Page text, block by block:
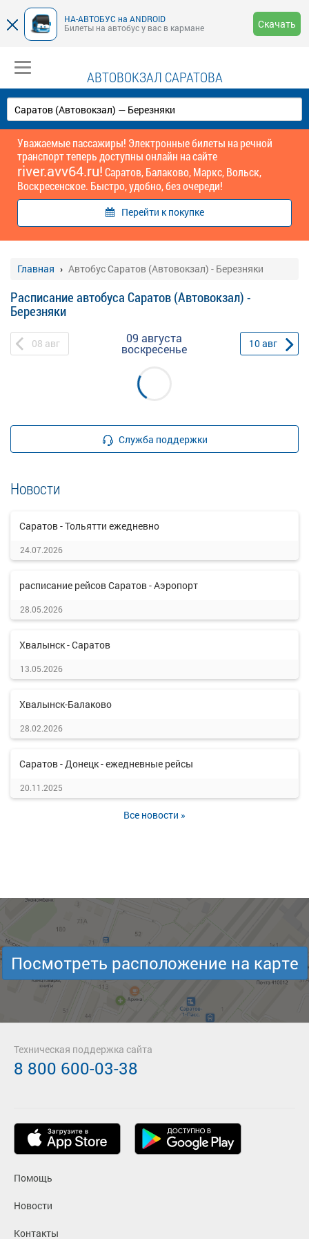
НА-АВТОБУС на ANDROID
Билеты на автобус у вас в кармане
Скачать
АВТОВОКЗАЛ САРАТОВА
Уважаемые пассажиры! Электронные билеты на речной
транспорт теперь доступны онлайн на сайте
river.avv64.ru!Саратов, Балаково, Маркс, Вольск,
Воскресенское. Быстро, удобно, без очереди!
Перейти к покупке
Главная Автобус Саратов (Автовокзал) - Березняки
Расписание автобуса Саратов (Автовокзал) -
Березняки
08 авг 09 августа
воскресенье 10авг
Служба поддержки
Новости
Саратов - Тольятти ежедневно
24.07.2026
расписание рейсов Саратов - Аэропорт
28.05.2026
Хвалынск - Саратов
13.05.2026
Хвалынск-Балаково
28.02.2026
Саратов - Донецк - ежедневные рейсы
20.11.2025
Все новости »
Посмотреть расположение на карте
Помощь
Новости
Контакты
Техническая поддержка сайта
8 800 600-03-38